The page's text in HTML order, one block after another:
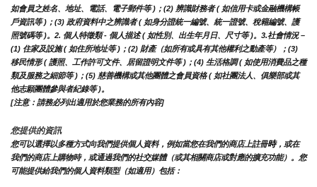
如會員之姓名、地址、電話、電子郵件等 )；(2) 辨識財務者 ( 如信用卡或金融機構帳
戶資訊等 )；(3) 政府資料中之辨識者 ( 如身分證統一編號、統一證號、稅籍編號、護
照號碼等 )。2. 個人特徵類 - 個人描述 ( 如性別、出生年月日、尺寸等 )。3.社會情況 –
(1) 住家及設施 ( 如住所地址等 )；(2) 財產（如所有或具有其他權利之動產等）；(3)
移民情形 ( 護照、工作許可文件、居留證明文件等 )；(4) 生活格調 ( 如使用消費品之種
類及服務之細節等 )；(5) 慈善機構或其他團體之會員資格 ( 如社團法人、俱樂部或其
他志願團體參與者紀錄等 )。
[注意：請務必列出適用於您業務的所有內容]
您提供的資訊
您可以選擇以多種方式向我們提供個人資料，例如當您在我們的商店上註冊時，或在
我們的商店上購物時，或通過我們的社交媒體（或其相關商店或對應的擴充功能）。您
可能提供給我們的個人資料類型（如適用）包括：